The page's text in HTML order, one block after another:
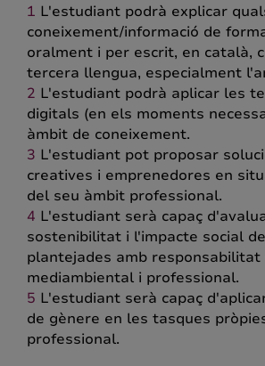
L'estudiant podrà explicar
coneixement/informació de
oralment i per escrit, en català,
tercera llengua, especialment
L'estudiant podrà aplicar les
digitals (en els moments
àmbit de coneixement.
L'estudiant pot proposar
creatives i emprenedores en
del seu àmbit professional.
L'estudiant serà capaç
sostenibilitat i l'impacte social
plantejades amb responsabilitat
mediambiental i professional.
L'estudiant serà capaç
de gènere en les tasques
professional.